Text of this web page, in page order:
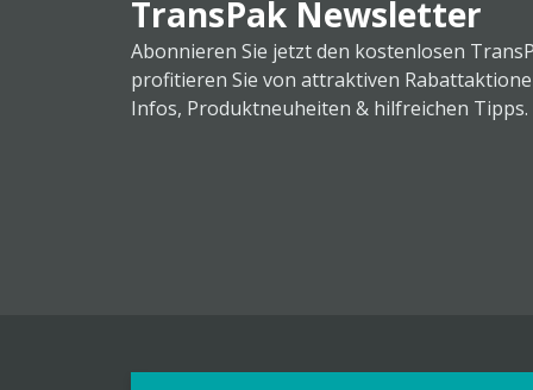
TransPak Newsletter
Abonnieren Sie jetzt den kostenlosen
profitieren Sie von attraktiven
Infos, Produktneuheiten & hilfreichen Tipps.